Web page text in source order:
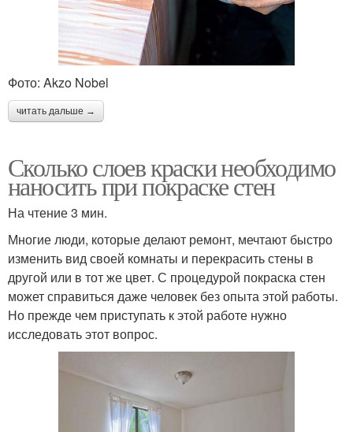
Фото: Akzo Nobel
читать дальше →
Сколько слоев краски необходимо
наносить при покраске стен
На чтение 3 мин.
Многие люди, которые делают ремонт, мечтают быстро
изменить вид своей комнаты и перекрасить стены в
другой или в тот же цвет. С процедурой покраска стен
может справиться даже человек без опыта этой работы.
Но прежде чем приступать к этой работе нужно
исследовать этот вопрос.